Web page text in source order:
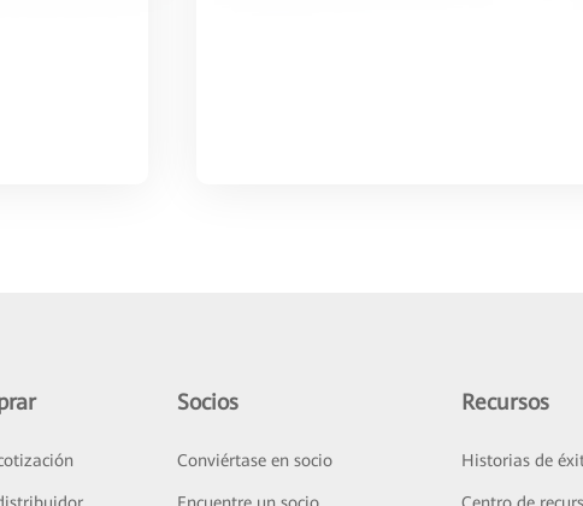
Socios
Conviértase en socio
Recursos
Historias de